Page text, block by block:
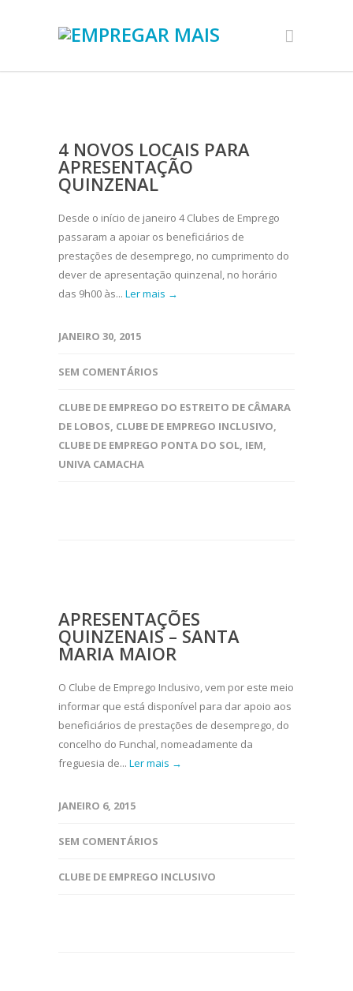
4 NOVOS LOCAIS PARA
APRESENTAÇÃO
QUINZENAL
Desde o início de janeiro 4 Clubes de Emprego
passaram a apoiar os beneficiários de
prestações de desemprego, no cumprimento do
dever de apresentação quinzenal, no horário
das 9h00 às... Ler mais →
JANEIRO 30, 2015
SEM COMENTÁRIOS
CLUBE DE EMPREGO DO ESTREITO DE CÂMARA
DE LOBOS, CLUBE DE EMPREGO INCLUSIVO,
CLUBE DE EMPREGO PONTA DO SOL, IEM,
UNIVA CAMACHA
APRESENTAÇÕES
QUINZENAIS – SANTA
MARIA MAIOR
O Clube de Emprego Inclusivo, vem por este meio
informar que está disponível para dar apoio aos
beneficiários de prestações de desemprego, do
concelho do Funchal, nomeadamente da
freguesia de... Ler mais →
JANEIRO 6, 2015
SEM COMENTÁRIOS
CLUBE DE EMPREGO INCLUSIVO